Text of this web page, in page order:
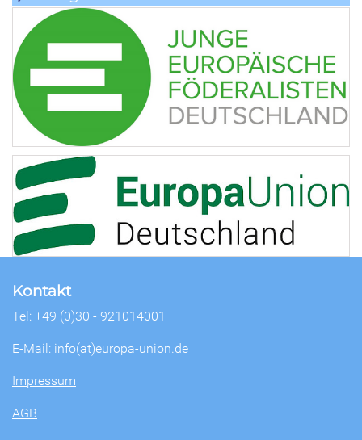
Kontakt
Tel: +49 (0)30 - 921014001
E-Mail: info(at)europa-union.de
Impressum
AGB